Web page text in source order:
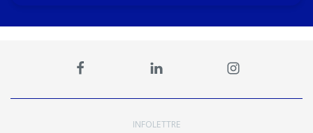
INFOLETTRE